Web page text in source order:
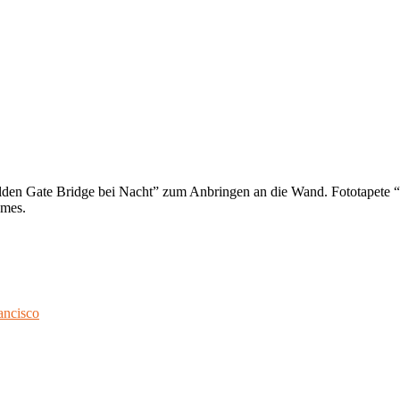
Gate Bridge bei Nacht” zum Anbringen an die Wand.